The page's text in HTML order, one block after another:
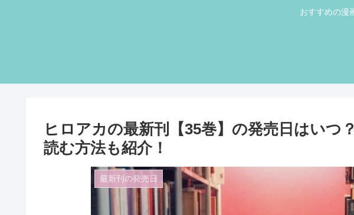
おすすめの漫
ヒロアカの最新刊【35巻】の発売日はいつ
読む方法も紹介！
最新刊の発売日